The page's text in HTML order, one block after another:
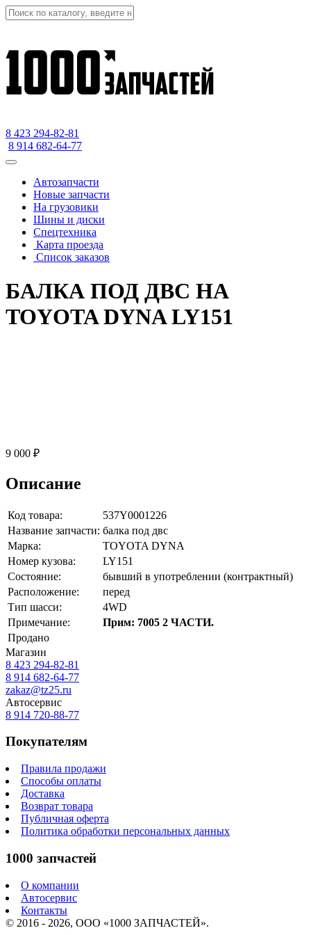
8 423 294-82-81
8 914 682-64-77
Автозапчасти
Новые запчасти
На грузовики
Шины и диски
Спецтехника
Карта проезда
Список заказов
БАЛКА ПОД ДВС НА
TOYOTA DYNA LY151
9 000 ₽
Описание
Код товара:
537Y0001226
Название запчасти: балка под двс
Марка:
TOYOTA DYNA
Номер кузова:
LY151
Состояние:
бывший в употреблении (контрактный)
Расположение:
перед
Тип шасси:
4WD
Примечание:
Прим: 7005 2 ЧАСТИ.
Продано
Магазин
8 423 294-82-81
8 914 682-64-77
zakaz@tz25.ru
Автосервис
8 914 720-88-77
Покупателям
Правила продажи
Способы оплаты
Доставка
Возврат товара
Публичная оферта
Политика обработки персональных данных
1000 запчастей
О компании
Автосервис
Контакты
© 2016 - 2026, ООО «1000 ЗАПЧАСТЕЙ».